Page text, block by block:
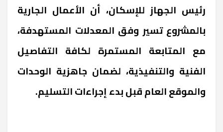
رئيس الجهاز للإسكان، أن الأعمال الجارية
بالمشروع تسير وفق المعدلات المستهدفة،
مع المتابعة المستمرة لكافة التفاصيل
الفنية والتنفيذية، لضمان جاهزية الوحدات
والموقع العام قبل بدء إجراءات التسليم.